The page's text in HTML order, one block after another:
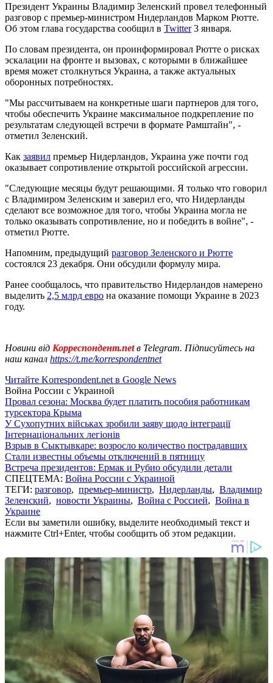
Президент Украины Владимир Зеленский провел телефонный
разговор с премьер-министром Нидерландов Марком Рютте.
Об этом глава государства сообщил в Twitter3 января.
По словам президента, он проинформировал Рютте о рисках
эскалации на фронте и вызовах, с которыми в ближайшее
время может столкнуться Украина, а также актуальных
оборонных потребностях.
"Мы рассчитываем на конкретные шаги партнеров для того,
чтобы обеспечить Украине максимальное подкрепление по
результатам следующей встречи в формате Рамштайн", -
отметил Зеленский.
Как заявил премьер Нидерландов, Украина уже почти год
оказывает сопротивление открытой российской агрессии.
"Следующие месяцы будут решающими. Я только что говорил
с Владимиром Зеленским и заверил его, что Нидерланды
сделают все возможное для того, чтобы Украина могла не
только оказывать сопротивление, но и победить в войне", -
отметил Рютте.
Напомним, предыдущий разговор Зеленского и Рютте
состоялся 23 декабря. Они обсудили формулу мира.
Ранее сообщалось, что правительство Нидерландов намерено
выделить 2,5 млрд евро на оказание помощи Украине в 2023
году.
Новини від Корреспондент.netв Telegram. Підписуйтесь на
наш канал https://t.me/korrespondentnet
Читайте Korrespondent.net в Google News
Война России с Украиной
Провал сезона: Москва будет платить пособия работникам
турсектора Крыма
У Сухопутних військах зробили заяву щодо інтеграції
Інтернаціональних легіонів
Взрыв в Сыктывкаре: возросло количество пострадавших
Стали известны объемы отключений в пятницу
Встреча президентов: Ермак и Рубио обсудили детали
СПЕЦТЕМА: Война России с Украиной
ТЕГИ: разговор, премьер-министр, Нидерланды, Владимир
Зеленский, новости Украины, Война с Россией, Война в
Украине
Если вы заметили ошибку, выделите необходимый текст и
нажмите Ctrl+Enter, чтобы сообщить об этом редакции.